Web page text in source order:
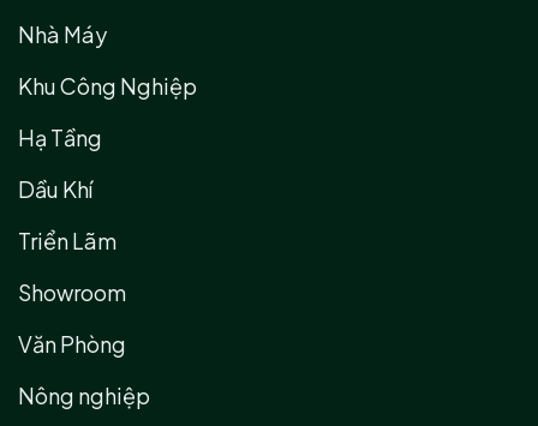
Nhà Máy
Khu Công Nghiệp
Hạ Tầng
Dầu Khí
Triển Lãm
Showroom
Văn Phòng
Nông nghiệp